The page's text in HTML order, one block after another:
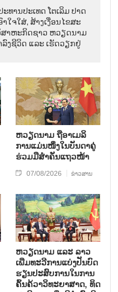
ທານ​ປະ​ເທດ ໂຕ​ເລິມ ປາດ​
ໃຈ​ໃສ່, ສ້າງ​ເງື່ອນ​ໄຂ​ສະ​
າ​ຫະ​ກິດ​ຊາວ ຫວຽດ​ນາມ
ລົງ​ຊີ​ວິດ ແລະ ເຮັດ​ວຽກ​ຢູ່​
ຫ​ວຽດ​ນາມ ຖື​ອາ​ເມ​ລິ​
ການ​ແມ່ນ​ໜຶ່ງ​ໃນ​ບັນ​ດາ​ຄູ່​
ຮ່ວມ​ມື​ສຳ​ຄັນ​ແຖວ​ໜ້າ
07/08/2026 ຂ່າວສານ
ຫວຽດ​ນາມ ແລະ ລາວ​
ເພີ່ມ​ທະ​ວີ​ການ​ແບ່​ງ​ປັນ​ບົດ​
ຮຽນ​ປະ​ສົບ​ການ​ໃນ​ການ​
ຄົ້ນ​ຄ້​ວາ​ວິ​ທະ​ຍາ​ສາດ, ທິດ​